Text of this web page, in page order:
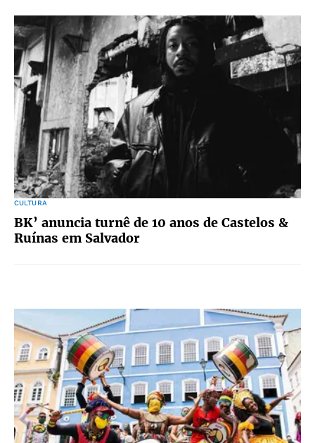
CULTURA
BK’ anuncia turnê de 10 anos de Castelos &
Ruínas em Salvador